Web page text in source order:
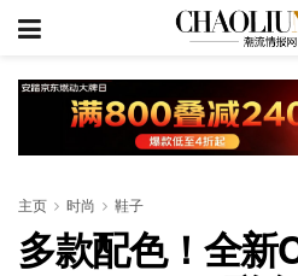
主页 时尚 鞋子
多款配色！全